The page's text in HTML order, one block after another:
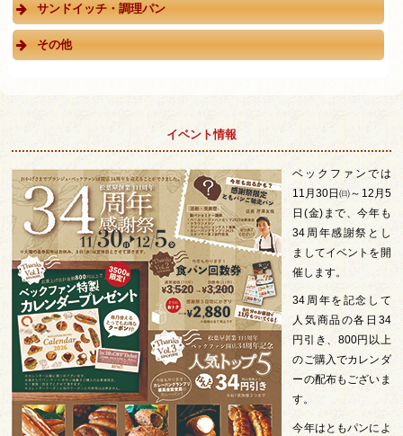
サンドイッチ・調理パン
その他
イベント情報
ベックファンでは
11月30日㈰～12月5
日(金)まで、今年も
34周年感謝祭とし
ましてイベントを開
催します。
34周年を記念して
人気商品の各日34
円引き、800円以上
のご購入でカレンダ
ーの配布もございま
す。
今年はともパンによ